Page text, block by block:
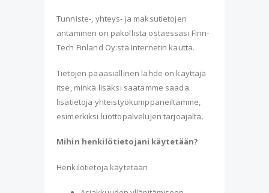
Tunniste-, yhteys- ja maksutietojen
antaminen on pakollista ostaessasi Finn-
Tech Finland Oy:stä Internetin kautta.
Tietojen pääasiallinen lähde on käyttäjä
itse, minkä lisäksi saatamme saada
lisätietoja yhteistyökumppaneiltamme,
esimerkiksi luottopalvelujen tarjoajalta.
Mihin henkilötietojani käytetään?
Henkilötietoja käytetään